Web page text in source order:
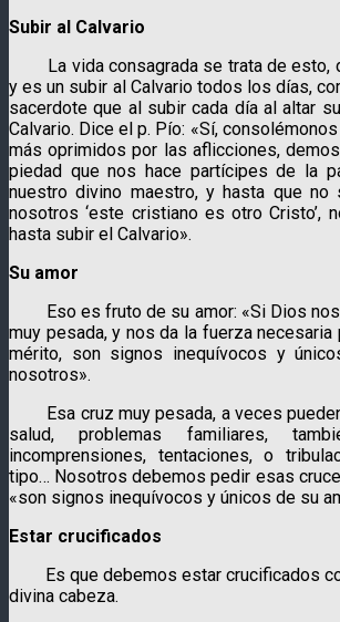
Subir al Calvario
La vida consagrada se trata de esto,
y es un subir al Calvario todos los días,
sacerdote que al subir cada día al altar
Calvario. Dice el p. Pío: «Sí,
más oprimidos por las aflicciones,
piedad que nos hace partícipes de la
nuestro divino maestro, y hasta que no
nosotros ‘este cristiano es otro Cristo’,
hasta subir el Calvario».
Su amor
Eso es fruto de su amor: «Si Dios nos
muy pesada, y nos da la fuerza necesaria
mérito, son signos inequívocos y
nosotros».
Esa cruz muy pesada, a veces
salud, problemas familiares,
incomprensiones, tentaciones, o
tipo… Nosotros debemos pedir esas
«son signos inequívocos y únicos de su
Estar crucificados
Es que debemos estar crucificados
divina cabeza.